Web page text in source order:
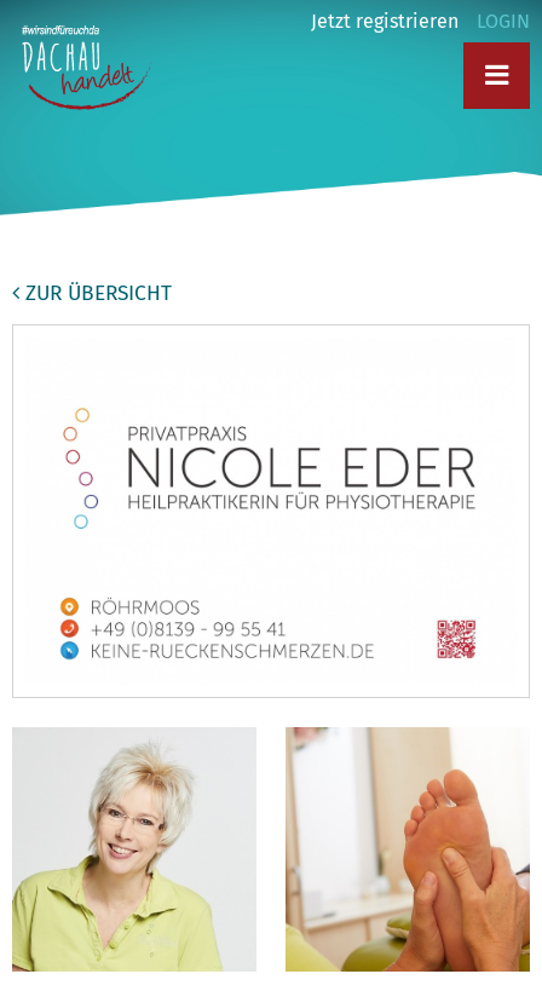
Jetzt registrieren LOGIN
ZUR ÜBERSICHT